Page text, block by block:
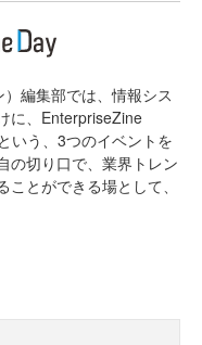
編集部では、情報シス
に、EnterpriseZine
いう、3つのイベントを
の切り口で、業界トレン
とができる場として、